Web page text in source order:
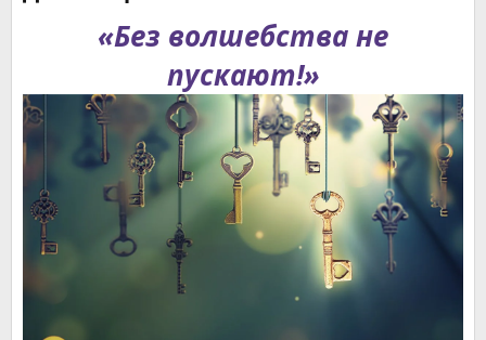
«Без волшебства не
пускают!»